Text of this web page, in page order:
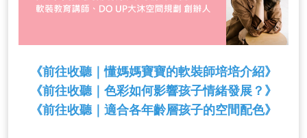
《前往收聽｜懂媽媽寶寶的軟裝師培培介紹》
《前往收聽｜色彩如何影響孩子情緒發展？》
《前往收聽｜適合各年齡層孩子的空間配色》